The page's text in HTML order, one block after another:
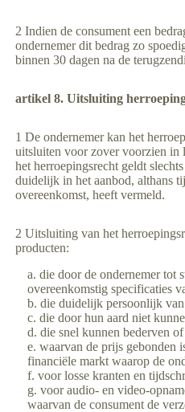
2 Indien de consument een
ondernemer dit bedrag zo
binnen 30 dagen na de
artikel 8. Uitsluiting
1 De ondernemer kan het
uitsluiten voor zover voorzien
het herroepingsrecht geldt
duidelijk in het aanbod, althans
overeenkomst, heeft vermeld.
2 Uitsluiting van het
producten:
die door de ondernemer tot
overeenkomstig specificaties
die duidelijk persoonlijk
die door hun aard niet
die snel kunnen bederven
waarvan de prijs gebonden
financiële markt waarop de
voor losse kranten en
voor audio- en video-
waarvan de consument de